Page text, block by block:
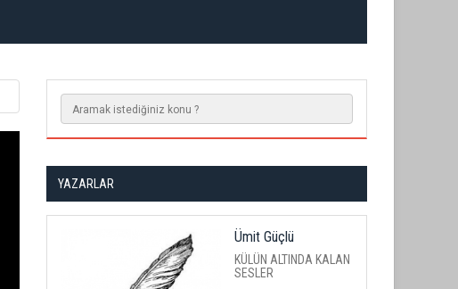
YAZARLAR
Ümit Güçlü
KÜLÜN ALTINDA KALAN
SESLER